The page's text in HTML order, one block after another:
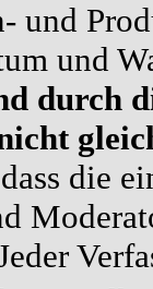
und
und
durch
die